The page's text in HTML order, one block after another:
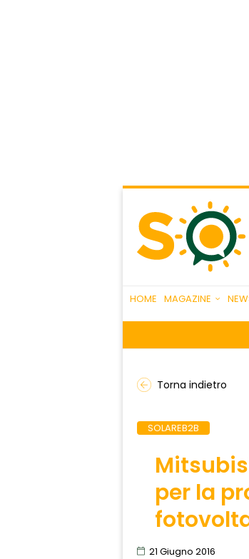
HOME MAGAZINE
Torna indietro
SOLAREB2B
per la
21 Giugno 2016